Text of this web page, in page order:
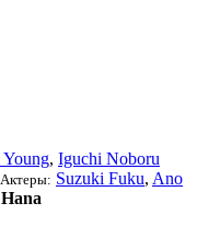
Young, Iguchi Noboru
Актеры: Suzuki Fuku, Ano